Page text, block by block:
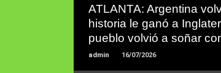
ATLANTA: Argentina
historia le ganó a
pueblo volvió a soñar
admin 16/07/2026